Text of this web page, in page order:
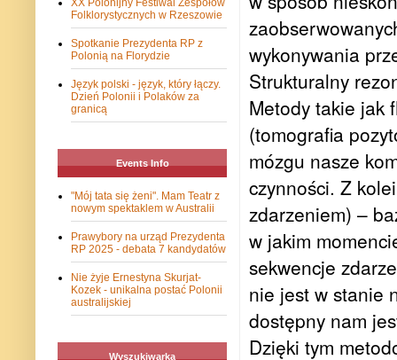
wykonywania
Strukturalny
Metody takie jak
(tomografia
mózgu nasze
czynności. Z
zdarzeniem) –
w jakim
sekwencje
nie jest w stanie
dostępny nam
Dzięki tym
XX Polonijny Festiwal Zespołów
Folklorystycznych w Rzeszowie
Spotkanie Prezydenta RP z
Polonią na Florydzie
Język polski - język, który łączy.
Dzień Polonii i Polaków za
granicą
Events Info
"Mój tata się żeni". Mam Teatr z
nowym spektaklem w Australii
Prawybory na urząd Prezydenta
RP 2025 - debata 7 kandydatów
Nie żyje Ernestyna Skurjat-
Kozek - unikalna postać Polonii
australijskiej
Wyszukiwarka